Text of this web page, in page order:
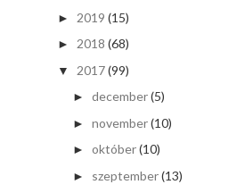
► 2019 (15)
► 2018 (68)
▼ 2017(99)
► december(5)
► november(10)
► október(10)
► szeptember(13)